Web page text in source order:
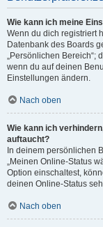
Wie kann ich meine
Wenn du dich registriert
Datenbank des Boards
„Persönlichen Bereich“;
wenn du auf deinen
Einstellungen ändern.
Nach oben
Wie kann ich
auftaucht?
In deinem persönlichen
„Meinen Online-Status
Option einschaltest,
deinen Online-Status
Nach oben